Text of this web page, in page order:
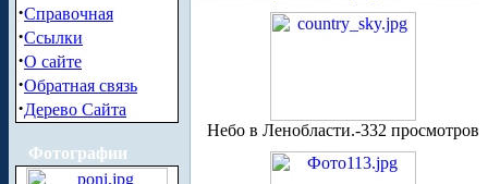
·Справочная
·Ссылки
·О сайте
·Обратная связь
·Дерево Сайта
Фотографии
Небо в Ленобласти.-332 просмотров